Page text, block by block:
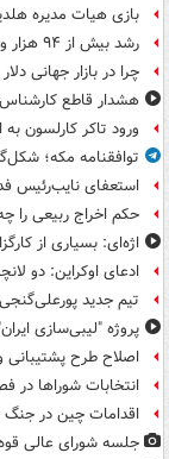
بازی هیات مدیره
رشد بیش از ۹۴ هزار واحدی شاخص کل بورس
چرا در بازار جهانی
هشدار قاطع کارشناس
ورود تاکر کارلسون
توافقنامه مکه؛
استعفای نایب‌رئیس
حکم اخراج ربیعی را
اژه‌ای: بسیاری از
ادعای اوکراین: دو لانچر اس-۴۰۰ را
تیم جدید
پروژه "لیبی‌سازی
اصلاح طرح
انتخابات شوراها در
اقدامات چین در جنگ علیه
جلسه شورای عالی